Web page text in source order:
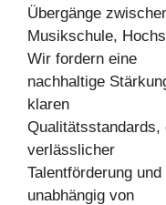
Übergänge
Musikschule,
Wir fordern eine
nachhaltige
klaren
Qualitätsstandards,
verlässlicher
Talentförderung
unabhängig von